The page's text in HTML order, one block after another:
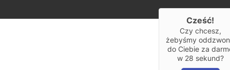
Cześć!
Czy chcesz,
żebyśmy
do Ciebie za
w 28 sekund?